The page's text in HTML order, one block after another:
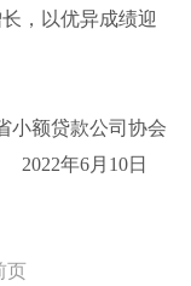
，以优异成绩迎
小额贷款公司协会
2022年6月10日
页